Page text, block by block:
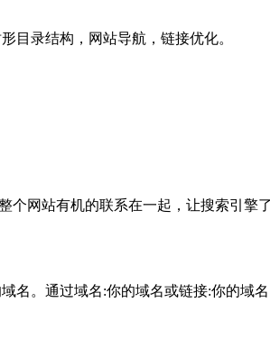
目录结构，网站导航，链接优化。
网站有机的联系在一起，让搜索引擎
名。通过域名:你的域名或链接:你的域